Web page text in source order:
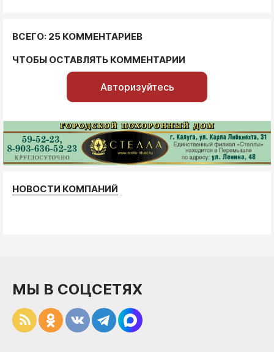
ВСЕГО: 25 КОММЕНТАРИЕВ
ЧТОБЫ ОСТАВЛЯТЬ КОММЕНТАРИИ
Авторизуйтесь
НОВОСТИ КОМПАНИЙ
МЫ В СОЦСЕТЯХ